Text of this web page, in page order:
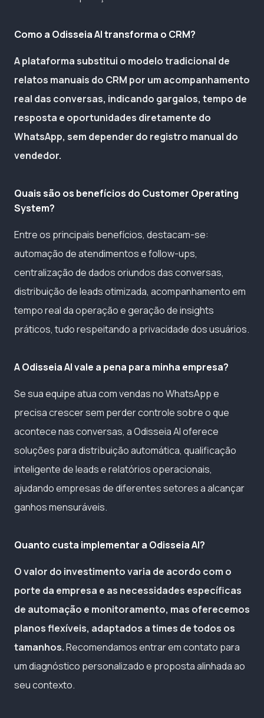
Como a Odisseia AI transforma o CRM?
A plataforma substitui o modelo tradicional de
relatos manuais do CRM por um acompanhamento
real das conversas, indicando gargalos, tempo de
resposta e oportunidades diretamente do
WhatsApp, sem depender do registro manual do
vendedor.
Quais são os benefícios do Customer Operating
System?
Entre os principais benefícios, destacam-se:
automação de atendimentos e follow-ups,
centralização de dados oriundos das conversas,
distribuição de leads otimizada, acompanhamento em
tempo real da operação e geração de insights
práticos, tudo respeitando a privacidade dos usuários.
A Odisseia AI vale a pena para minha empresa?
Se sua equipe atua com vendas no WhatsApp e
precisa crescer sem perder controle sobre o que
acontece nas conversas, a Odisseia AI oferece
soluções para distribuição automática, qualificação
inteligente de leads e relatórios operacionais,
ajudando empresas de diferentes setores a alcançar
ganhos mensuráveis.
Quanto custa implementar a Odisseia AI?
O valor do investimento varia de acordo com o
porte da empresa e as necessidades específicas
de automação e monitoramento, mas oferecemos
planos flexíveis, adaptados a times de todos os
tamanhos.Recomendamos entrar em contato para
um diagnóstico personalizado e proposta alinhada ao
seu contexto.